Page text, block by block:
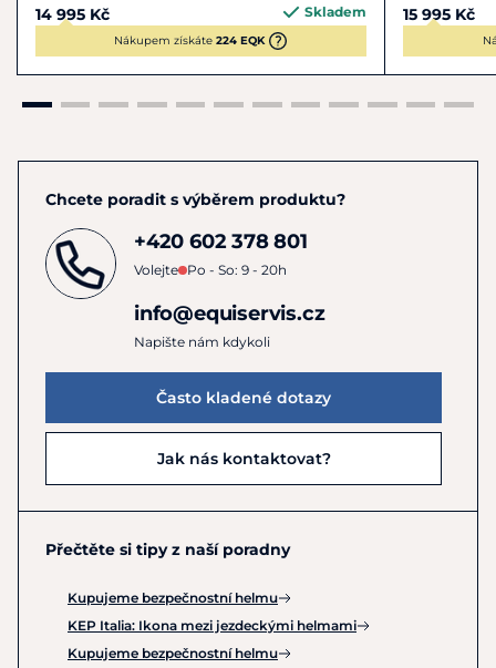
14 995 Kč Skladem
Nákupem získáte224 EQK
15 995 Kč
Chcete poradit s výběrem produktu?
+420 602 378 801
Volejte Po - So: 9 - 20h
info@equiservis.cz
Napište nám kdykoli
Často kladené dotazy
Jak nás kontaktovat?
Přečtěte si tipy z naší poradny
Kupujeme bezpečnostní helmu
KEP Italia: Ikona mezi jezdeckými helmami
Kupujeme bezpečnostní helmu